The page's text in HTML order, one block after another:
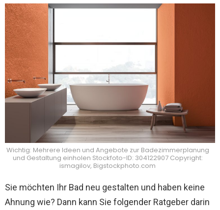
Wichtig: Mehrere Ideen und Angebote zur Badezimmerplanung
und Gestaltung einholen Stockfoto-ID: 304122907 Copyright:
ismagilov, Bigstockphoto.com
Sie möchten Ihr Bad neu gestalten und haben keine
Ahnung wie? Dann kann Sie folgender Ratgeber darin